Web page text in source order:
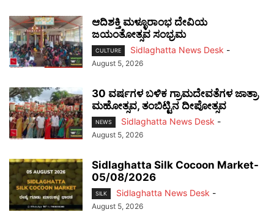
ಆದಿಶಕ್ತಿ ಮಳ್ಳೂರಾಂಭ ದೇವಿಯ
ಜಯಂತೋತ್ಸವ ಸಂಭ್ರಮ
CULTURE Sidlaghatta News Desk -
August 5, 2026
30 ವರ್ಷಗಳ ಬಳಿಕ ಗ್ರಾಮದೇವತೆಗಳ ಜಾತ್ರಾ
ಮಹೋತ್ಸವ, ತಂಬಿಟ್ಟಿನ ದೀಪೋತ್ಸವ
NEWS Sidlaghatta News Desk -
August 5, 2026
Sidlaghatta Silk Cocoon Market-
05/08/2026
SILK Sidlaghatta News Desk -
August 5, 2026